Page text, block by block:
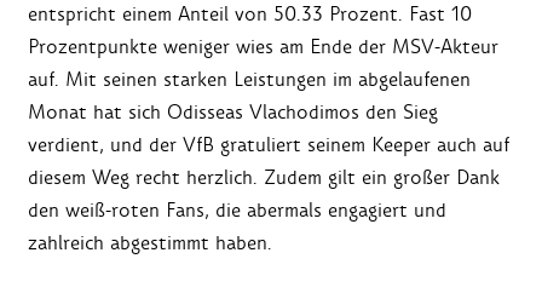
entspricht einem Anteil von 50.33 Prozent. Fast 10
Prozentpunkte weniger wies am Ende der MSV-Akteur
auf. Mit seinen starken Leistungen im abgelaufenen
Monat hat sich Odisseas Vlachodimos den Sieg
verdient, und der VfB gratuliert seinem Keeper auch auf
diesem Weg recht herzlich. Zudem gilt ein großer Dank
den weiß-roten Fans, die abermals engagiert und
zahlreich abgestimmt haben.